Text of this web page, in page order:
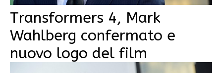
Transformers 4, Mark
Wahlberg confermato e
nuovo logo del film